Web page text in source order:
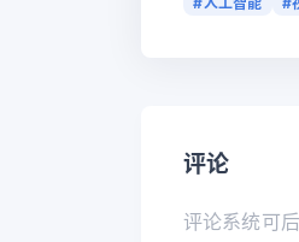
评论
评论系统可